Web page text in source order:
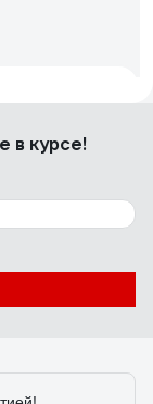
10.02.2026
в курсе!